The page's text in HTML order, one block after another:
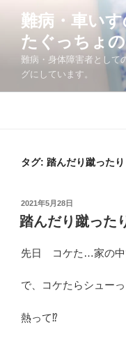
へ
難病・車
たぐっちょ
難病・身体障害者として
グにしています。
タグ: 踏んだり蹴ったり
投
稿
日:
2021年5月28日
踏んだり蹴っ
先日 コケた…家の中
で、コケたらシュー
熱って⁉︎